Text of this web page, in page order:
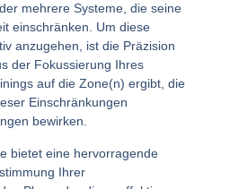
mehrere Systeme, die seine
einschränken. Um diese
anzugehen, ist die Präzision
der Fokussierung Ihres
auf die Zone(n) ergibt, die
Einschränkungen
bewirken.
bietet eine hervorragende
Ihrer